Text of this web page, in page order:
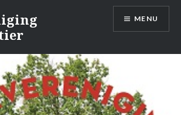
MENU